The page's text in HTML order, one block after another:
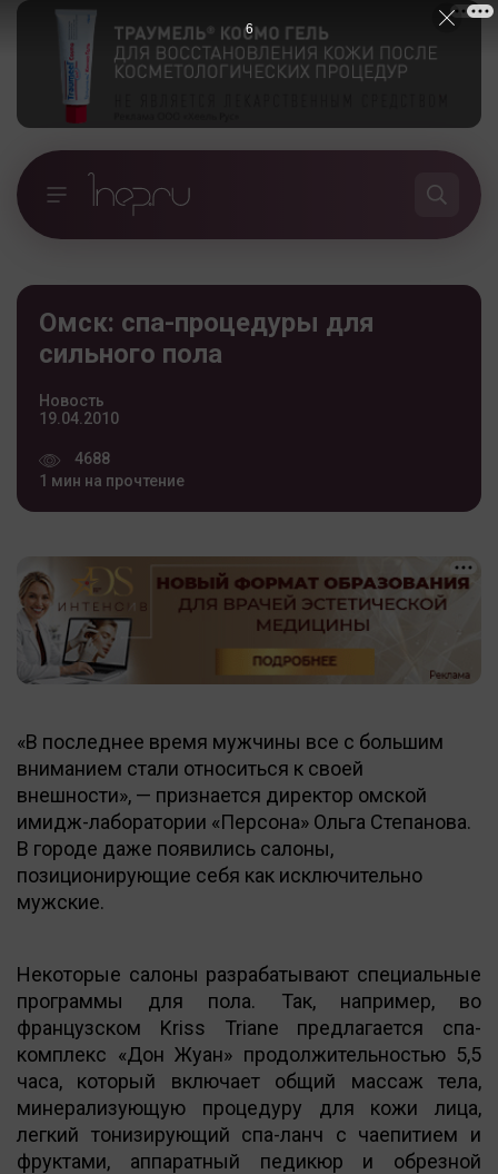
Омск: спа-процедуры для
сильного пола
Новость
19.04.2010
4688
1 мин на прочтение
«В последнее время мужчины все с большим
вниманием стали относиться к своей
внешности», — признается директор омской
имидж-лаборатории «Персона» Ольга Степанова.
В городе даже появились салоны,
позиционирующие себя как исключительно
мужские.
Некоторые салоны разрабатывают специальные
программы для пола. Так, например, во
французском Kriss Triane предлагается спа-
комплекс «Дон Жуан» продолжительностью 5,5
часа, который включает общий массаж тела,
минерализующую процедуру для кожи лица,
легкий тонизирующий спа-ланч с чаепитием и
фруктами, аппаратный педикюр и обрезной
5